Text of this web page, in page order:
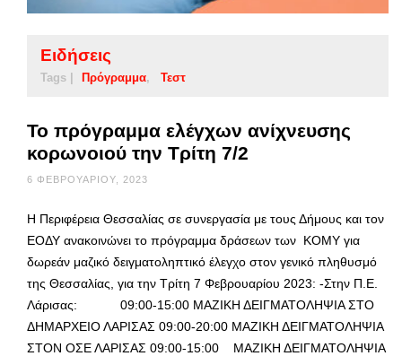
Ειδήσεις
Tags | Πρόγραμμα Τεστ
Το πρόγραμμα ελέγχων ανίχνευσης
κορωνοιού την Τρίτη 7/2
6 ΦΕΒΡΟΥΑΡΊΟΥ, 2023
Η Περιφέρεια Θεσσαλίας σε συνεργασία με τους Δήμους και τον
ΕΟΔΥ ανακοινώνει το πρόγραμμα δράσεων των ΚΟΜΥ για
δωρεάν μαζικό δειγματοληπτικό έλεγχο στον γενικό πληθυσμό
της Θεσσαλίας, για την Τρίτη 7 Φεβρουαρίου 2023: -Στην Π.Ε.
Λάρισας: 09:00-15:00 ΜΑΖΙΚΗ ΔΕΙΓΜΑΤΟΛΗΨΙΑ ΣΤΟ
ΔΗΜΑΡΧΕΙΟ ΛΑΡΙΣΑΣ 09:00-20:00 ΜΑΖΙΚΗ ΔΕΙΓΜΑΤΟΛΗΨΙΑ
ΣΤΟΝ ΟΣΕ ΛΑΡΙΣΑΣ 09:00-15:00 ΜΑΖΙΚΗ ΔΕΙΓΜΑΤΟΛΗΨΙΑ